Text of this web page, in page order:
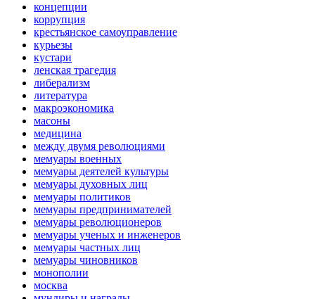
концепции
коррупция
крестьянское самоуправление
курьезы
кустари
ленская трагедия
либерализм
литература
макроэкономика
масоны
медицина
между двумя революциями
мемуары военных
мемуары деятелей культуры
мемуары духовных лиц
мемуары политиков
мемуары предпринимателей
мемуары революционеров
мемуары ученых и инженеров
мемуары частных лиц
мемуары чиновников
монополии
москва